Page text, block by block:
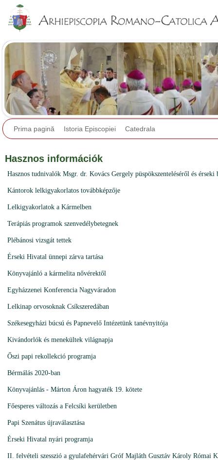
Prima pagină Istoria Episcopiei Catedrala
Hasznos információk
Hasznos tudnivalók Msgr. dr. Kovács Gergely püspökszenteléséről és érseki
Kántorok lelkigyakorlatos továbbképzője
Lelkigyakorlatok a Kármelben
Terápiás programok szenvedélybetegnek
Plébánosi vizsgát tettek
Érseki Hivatal ünnepi zárva tartása
Könyvajánló a kármelita nővérektől
Egyházzenei Konferencia Nagyváradon
Lelkinap orvosoknak Csíkszeredában
Székesegyházi búcsú és Papnevelő Intézetünk tanévnyitója
Kivándorlók és menekültek világnapja
Őszi papi rekollekció programja
Bérmálás 2020-ban
Könyvajánlás - Márton Áron hagyaték 19. kötete
Főesperes változás a Felcsíki kerületben
Papi Szenátus újraválasztása
Érseki Hivatal nyári programja
II. felvételi szesszió a gyulafehérvári Gróf Majláth Gusztáv Károly Római